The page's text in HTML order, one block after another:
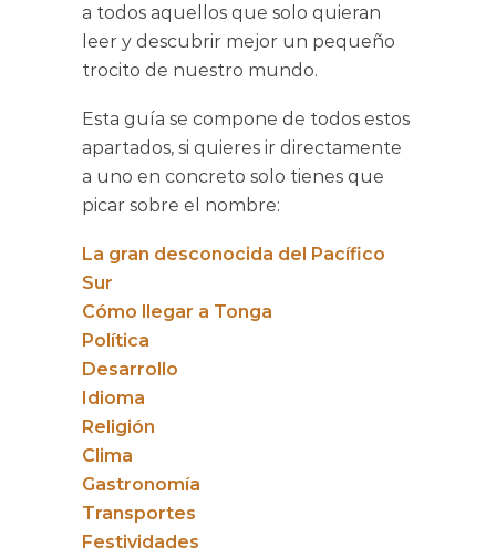
a todos aquellos que solo quieran
leer y descubrir mejor un pequeño
trocito de nuestro mundo.
Esta guía se compone de todos estos
apartados, si quieres ir directamente
a uno en concreto solo tienes que
picar sobre el nombre:
La gran desconocida del Pacífico
Sur
Cómo llegar a Tonga
Política
Desarrollo
Idioma
Religión
Clima
Gastronomía
Transportes
Festividades